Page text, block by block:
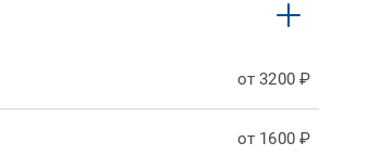
от 3200 ₽
от 1600 ₽